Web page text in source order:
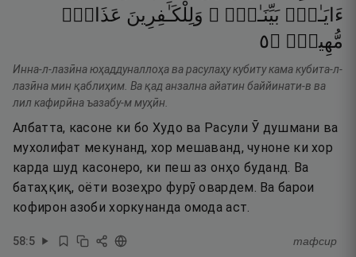
ءَايَـٰتٍۭ بَيِّنَـٰتٍۢ ۚ وَلِلْكَـٰفِرِينَ عَذَابٌۭ
مُّهِينٌۭ ۝٥
Инна-л-лазӣна юҳаддуналлоҳа ва расулаҳу кубиту кама кубита-л-
лазӣна мин қаблиҳим. Ва қад анзална айатин баййинати-в ва
лил кафирӣна ъазабу-м муҳӣн.
Албатта, касоне ки бо Худо ва Расули Ӯ душмани ва
мухолифат мекунанд, хор мешаванд, чуноне ки хор
карда шуд касонеро, ки пеш аз онҳо буданд. Ва
батаҳқиқ, оёти возеҳро фурӯ овардем. Ва барои
кофирон азоби хоркунанда омода аст.
58:5 тафсир